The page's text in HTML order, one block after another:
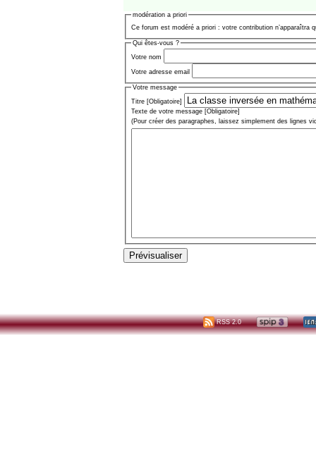
modération a priori
Ce forum est modéré a priori : votre contribution n’apparaîtra
Qui êtes-vous ?
Votre nom
Votre adresse email
Votre message
Titre [Obligatoire]
Texte de votre message [Obligatoire]
(Pour créer des paragraphes, laissez simplement des lignes
RSS 2.0